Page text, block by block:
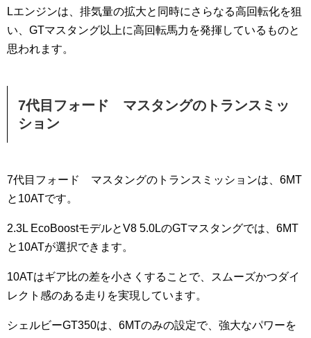
Lエンジンは、排気量の拡大と同時にさらなる高回転化を狙
い、GTマスタング以上に高回転馬力を発揮しているものと
思われます。
7代目フォード マスタングのトランスミッ
ション
7代目フォード マスタングのトランスミッションは、6MT
と10ATです。
2.3L EcoBoostモデルとV8 5.0LのGTマスタングでは、6MT
と10ATが選択できます。
10ATはギア比の差を小さくすることで、スムーズかつダイ
レクト感のある走りを実現しています。
シェルビーGT350は、6MTのみの設定で、強大なパワーを